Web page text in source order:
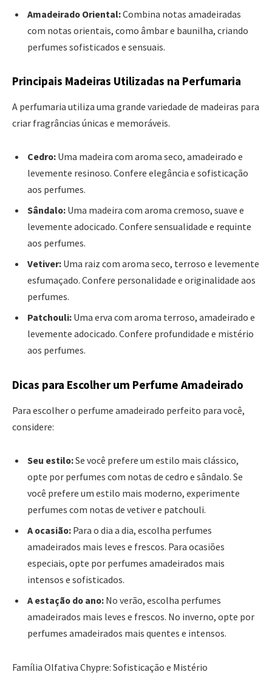
Amadeirado Oriental:Combina notas amadeiradas
com notas orientais, como âmbar e baunilha, criando
perfumes sofisticados e sensuais.
Principais Madeiras Utilizadas na Perfumaria
A perfumaria utiliza uma grande variedade de madeiras para
criar fragrâncias únicas e memoráveis.
Cedro: Uma madeira com aroma seco, amadeirado e
levemente resinoso. Confere elegância e sofisticação
aos perfumes.
Sândalo: Uma madeira com aroma cremoso, suave e
levemente adocicado. Confere sensualidade e requinte
aos perfumes.
Vetiver: Uma raiz com aroma seco, terroso e levemente
esfumaçado. Confere personalidade e originalidade aos
perfumes.
Patchouli: Uma erva com aroma terroso, amadeirado e
levemente adocicado. Confere profundidade e mistério
aos perfumes.
Dicas para Escolher um Perfume Amadeirado
Para escolher o perfume amadeirado perfeito para você,
considere:
Seu estilo:Se você prefere um estilo mais clássico,
opte por perfumes com notas de cedro e sândalo. Se
você prefere um estilo mais moderno, experimente
perfumes com notas de vetiver e patchouli.
A ocasião: Para o dia a dia, escolha perfumes
amadeirados mais leves e frescos. Para ocasiões
especiais, opte por perfumes amadeirados mais
intensos e sofisticados.
A estação do ano: No verão, escolha perfumes
amadeirados mais leves e frescos. No inverno, opte por
perfumes amadeirados mais quentes e intensos.
Família Olfativa Chypre: Sofisticação e Mistério